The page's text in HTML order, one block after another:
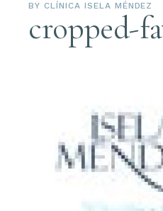
BY CLÍNICA ISELA MÉNDEZ
cropped-